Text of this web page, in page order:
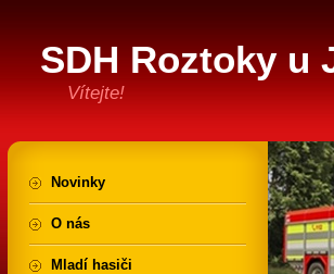
SDH Roztoky u
Vítejte!
Novinky
O nás
Mladí hasiči